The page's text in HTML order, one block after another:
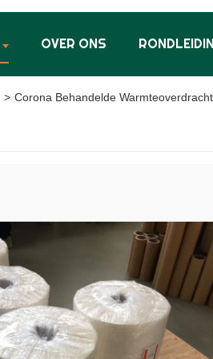
OVER ONS
> Corona Behandelde